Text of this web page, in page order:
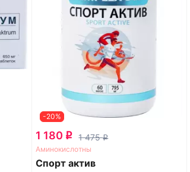
-20%
1 180 q 1 475q
Аминокислотны
Спорт актив